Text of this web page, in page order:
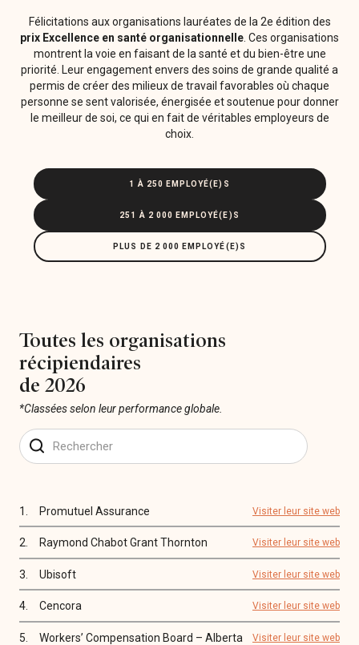
Félicitations aux organisations lauréates de la 2e édition des
prix Excellence en santé organisationnelle . Ces organisations
montrent la voie en faisant de la santé et du bien-être une
priorité. Leur engagement envers des soins de grande qualité a
permis de créer des milieux de travail favorables où chaque
personne se sent valorisée, énergisée et soutenue pour donner
le meilleur de soi, ce qui en fait de véritables employeurs de
choix.
1 À 250 EMPLOYÉ(E)S
251 À 2 000 EMPLOYÉ(E)S
PLUS DE 2 000 EMPLOYÉ(E)S
Toutes les organisations
récipiendaires
de 2026
*Classées selon leur performance globale.
1. Promutuel Assurance Visiter leur site web
2. Raymond Chabot Grant Thornton Visiter leur site web
3. Ubisoft Visiter leur site web
4. Cencora Visiter leur site web
5. Workers’ Compensation Board – Alberta Visiter leur site web